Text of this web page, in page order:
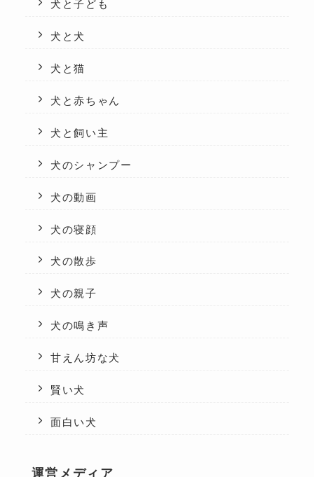
犬と子ども
犬と犬
犬と猫
犬と赤ちゃん
犬と飼い主
犬のシャンプー
犬の動画
犬の寝顔
犬の散歩
犬の親子
犬の鳴き声
甘えん坊な犬
賢い犬
面白い犬
運営メディア